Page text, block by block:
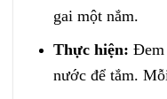
gai một nắm.
Thực hiện: Đem
nước để tắm.